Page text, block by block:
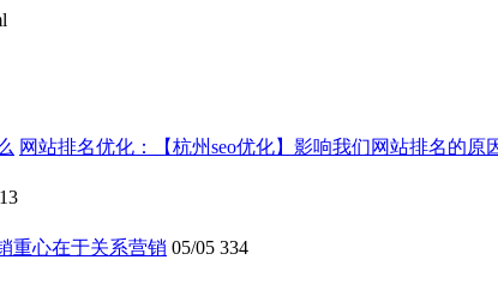
网站排名优化：【杭州seo优化】影响我们网站排名的原
重心在于关系营销 05/05 334